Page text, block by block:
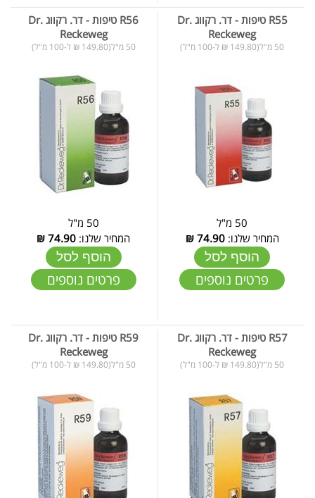
R55 טיפות - דר. רקווג Dr.
Reckeweg
50 מ"ל(149.80 ₪ ל-100 מ"ל)
50 מ"ל
המחיר שלנו:74.90
₪
הוסף לסל
פרטים נוספים
R56 טיפות - דר. רקווג Dr.
Reckeweg
50 מ"ל(149.80 ₪ ל-100 מ"ל)
50 מ"ל
המחיר שלנו: 74.90
₪
הוסף לסל
פרטים נוספים
R57 טיפות - דר. רקווג Dr.
Reckeweg
50 מ"ל(149.80 ₪ ל-100 מ"ל)
R59 טיפות - דר. רקווג Dr.
Reckeweg
50 מ"ל(149.80 ₪ ל-100 מ"ל)